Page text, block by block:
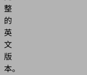
整
的
英
文
版
本。